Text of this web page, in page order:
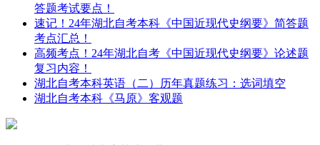
答题考试要点！
速记！24年湖北自考本科《中国近现代史纲要》简答题
考点汇总！
高频考点！24年湖北自考《中国近现代史纲要》论述题
复习内容！
湖北自考本科英语（二）历年真题练习：选词填空
湖北自考本科《马原》客观题